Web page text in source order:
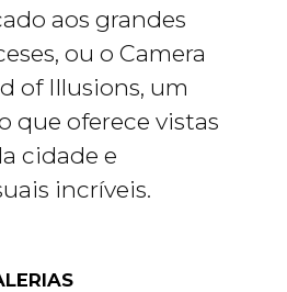
aos grandes
ou o Camera
of Illusions, um
que oferece vistas
cidade e
incríveis.